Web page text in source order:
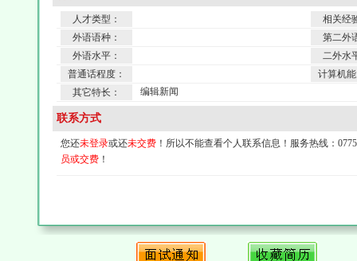
人才类型：
相关经
外语语种：
第二外
外语水平：
二外水
普通话程度：
计算机
其它特长：
编辑新闻
联系方式
您还未登录或还未交费 ！所以不能查看个人联系信息！服务热线：
员或交费 ！